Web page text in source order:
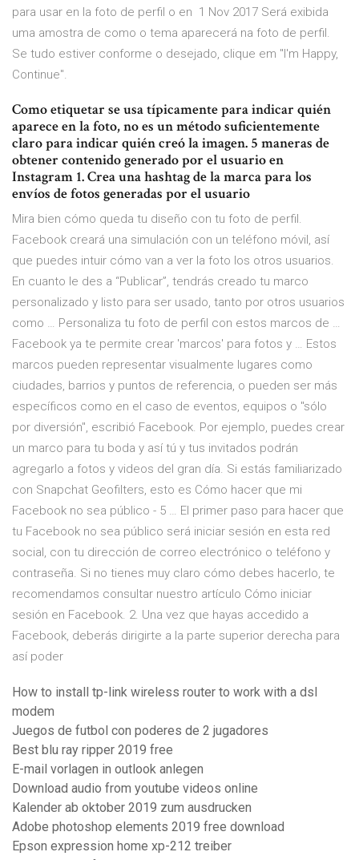
para usar en la foto de perfil o en 1 Nov 2017 Será exibida
uma amostra de como o tema aparecerá na foto de perfil.
Se tudo estiver conforme o desejado, clique em "I'm Happy,
Continue".
Como etiquetar se usa típicamente para indicar quién
aparece en la foto, no es un método suficientemente
claro para indicar quién creó la imagen. 5 maneras de
obtener contenido generado por el usuario en
Instagram 1. Crea una hashtag de la marca para los
envíos de fotos generadas por el usuario
Mira bien cómo queda tu diseño con tu foto de perfil.
Facebook creará una simulación con un teléfono móvil, así
que puedes intuir cómo van a ver la foto los otros usuarios.
En cuanto le des a “Publicar”, tendrás creado tu marco
personalizado y listo para ser usado, tanto por otros usuarios
como … Personaliza tu foto de perfil con estos marcos de …
Facebook ya te permite crear 'marcos' para fotos y … Estos
marcos pueden representar visualmente lugares como
ciudades, barrios y puntos de referencia, o pueden ser más
específicos como en el caso de eventos, equipos o "sólo
por diversión", escribió Facebook. Por ejemplo, puedes crear
un marco para tu boda y así tú y tus invitados podrán
agregarlo a fotos y videos del gran día. Si estás familiarizado
con Snapchat Geofilters, esto es Cómo hacer que mi
Facebook no sea público - 5 … El primer paso para hacer que
tu Facebook no sea público será iniciar sesión en esta red
social, con tu dirección de correo electrónico o teléfono y
contraseña. Si no tienes muy claro cómo debes hacerlo, te
recomendamos consultar nuestro artículo Cómo iniciar
sesión en Facebook. 2. Una vez que hayas accedido a
Facebook, deberás dirigirte a la parte superior derecha para
así poder
How to install tp-link wireless router to work with a dsl
modem
Juegos de futbol con poderes de 2 jugadores
Best blu ray ripper 2019 free
E-mail vorlagen in outlook anlegen
Download audio from youtube videos online
Kalender ab oktober 2019 zum ausdrucken
Adobe photoshop elements 2019 free download
Epson expression home xp-212 treiber